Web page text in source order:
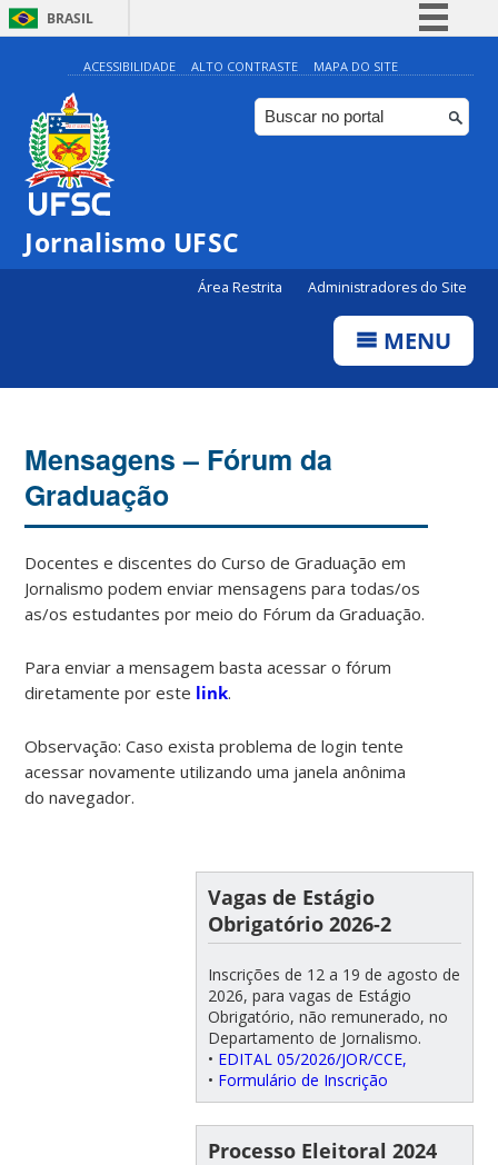
BRASIL
Simplifique!
Comunica BR
Participe
ACESSIBILIDADE ALTO CONTRASTE MAPA DO SITE
Jornalismo UFSC
Área Restrita Administradores do Site
MENU
Mensagens – Fórum da
Graduação
Docentes e discentes do Curso de Graduação em
Jornalismo podem enviar mensagens para todas/os
as/os estudantes por meio do Fórum da Graduação.
Para enviar a mensagem basta acessar o fórum
diretamente por este link.
Observação: Caso exista problema de login tente
acessar novamente utilizando uma janela anônima
do navegador.
Vagas de Estágio
Obrigatório 2026-2
Inscrições de 12 a 19 de agosto de
2026, para vagas de Estágio
Obrigatório, não remunerado, no
Departamento de Jornalismo.
• EDITAL 05/2026/JOR/CCE,
• Formulário de Inscrição
Processo Eleitoral 2024